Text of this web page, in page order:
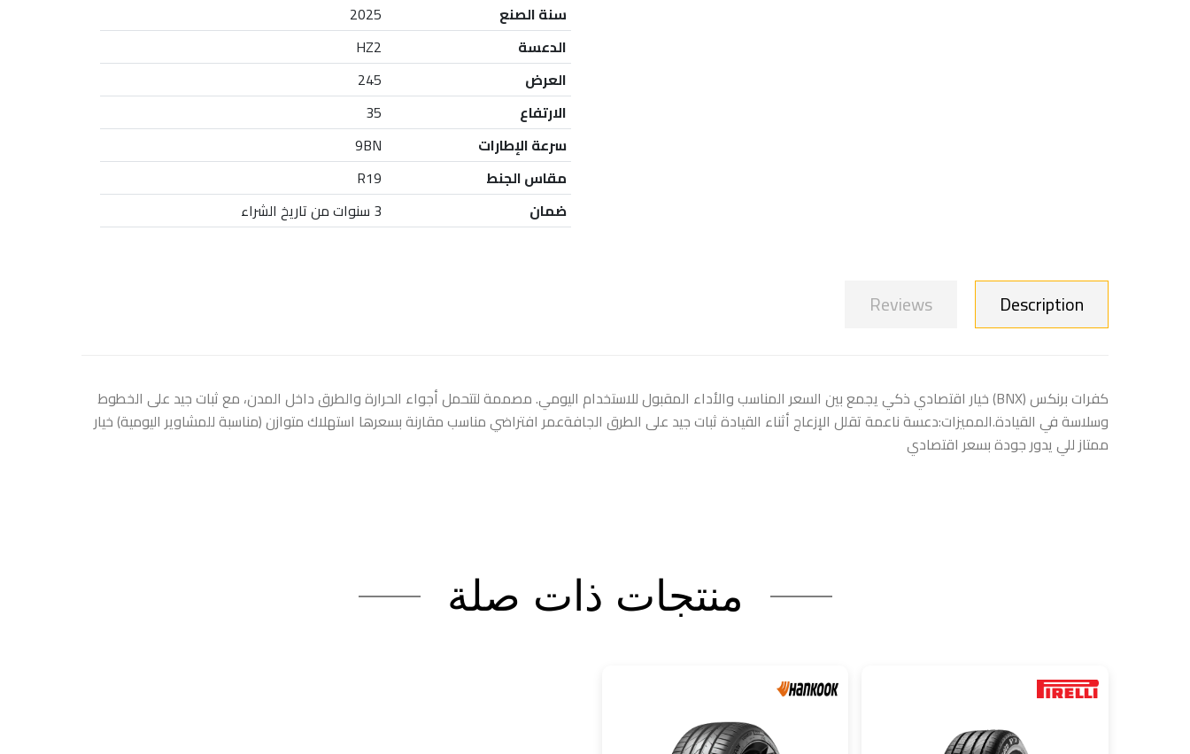
سنة الصنع
2025
الدعسة
HZ2
العرض
245
الارتفاع
35
سرعة الإطارات
9BN
مقاس الجنط
R19
ضمان
3 سنوات من تاريخ الشراء
Description
Reviews
كفرات برنكس (BNX) خيار اقتصادي ذكي يجمع بين السعر المناسب والأداء المقبول للاستخدام اليومي. مصممة لتتحمل أجواء الحرارة والطرق داخل المدن، مع ثبات جيد على الخطوط
وسلاسة في القيادة.المميزات:دعسة ناعمة تقلل الإزعاج أثناء القيادة ثبات جيد على الطرق الجافةعمر افتراضي مناسب مقارنة بسعرها استهلاك متوازن (مناسبة للمشاوير اليومية) خيار
ممتاز للي يدور جودة بسعر اقتصادي
منتجات ذات صلة